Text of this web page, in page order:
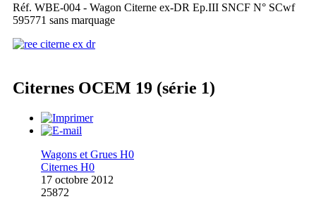
Réf. WBE-004 - Wagon Citerne ex-DR Ep.III SNCF N° SCwf
595771 sans marquage
Citernes OCEM 19 (série 1)
Wagons et Grues H0
Citernes H0
17 octobre 2012
25872